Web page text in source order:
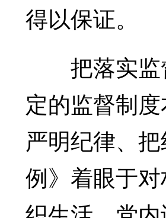
得以保证。
把落实监
定的监督制
严明纪律、
例》着眼于